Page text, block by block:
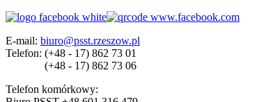
E-mail: biuro@psst.rzeszow.pl
Telefon: (+48 - 17) 862 73 01
(+48 - 17) 862 73 06
Telefon komórkowy: